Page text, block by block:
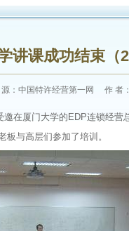
讲课成功结束（
：中国特许经营第一网 作 者
邀在厦门大学的EDP连锁经营
板与高层们参加了培训。